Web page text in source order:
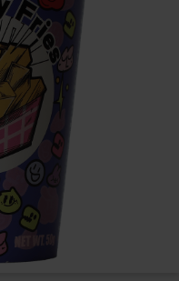
Ramlösa Kirsikka 33cl